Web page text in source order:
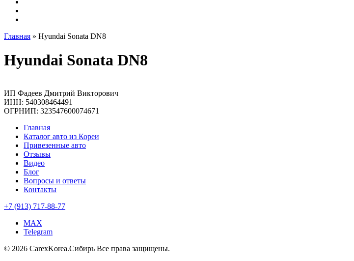
Главная » Hyundai Sonata DN8
Hyundai Sonata DN8
ИП Фадеев Дмитрий Викторович
ИНН: 540308464491
ОГРНИП: 323547600074671
Главная
Каталог авто из Кореи
Привезенные авто
Отзывы
Видео
Блог
Вопросы и ответы
Контакты
+7 (913) 717-88-77
MAX
Telegram
© 2026 CarexKorea.Сибирь Все права защищены.